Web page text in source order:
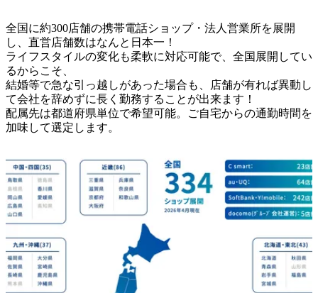
全国に約300店舗の携帯電話ショップ・法人営業所を展開
し、直営店舗数はなんと日本一！
ライフスタイルの変化も柔軟に対応可能で、全国展開してい
るからこそ、
結婚等で急な引っ越しがあった場合も、店舗が有れば異動し
て会社を辞めずに長く勤務することが出来ます！
配属先は都道府県単位で希望可能。ご自宅からの通勤時間を
加味して選定します。